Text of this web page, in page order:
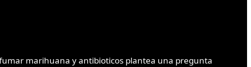
marihuana y antibioticos plantea una pregunta